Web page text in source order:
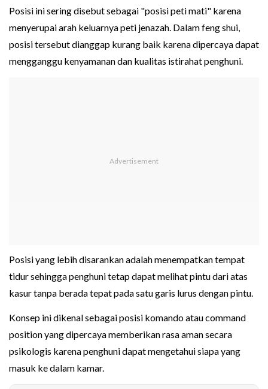
Posisi ini sering disebut sebagai "posisi peti mati" karena
menyerupai arah keluarnya peti jenazah. Dalam feng shui,
posisi tersebut dianggap kurang baik karena dipercaya dapat
mengganggu kenyamanan dan kualitas istirahat penghuni.
Posisi yang lebih disarankan adalah menempatkan tempat
tidur sehingga penghuni tetap dapat melihat pintu dari atas
kasur tanpa berada tepat pada satu garis lurus dengan pintu.
Konsep ini dikenal sebagai posisi komando atau command
position yang dipercaya memberikan rasa aman secara
psikologis karena penghuni dapat mengetahui siapa yang
masuk ke dalam kamar.